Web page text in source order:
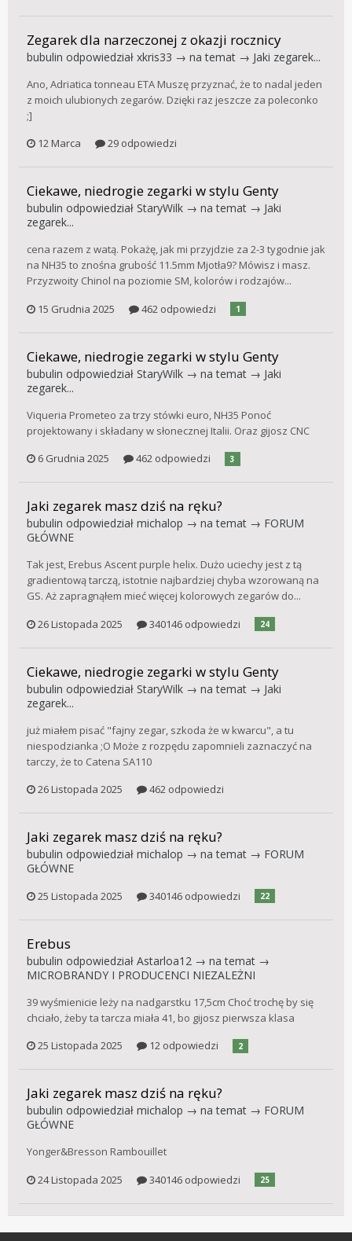
Zegarek dla narzeczonej z okazji rocznicy
bubulin odpowiedział xkris33 → na temat → Jaki zegarek...
Ano, Adriatica tonneau ETA Muszę przyznać, że to nadal jeden
z moich ulubionych zegarów. Dzięki raz jeszcze za poleconko
;]
12 Marca
29 odpowiedzi
Ciekawe, niedrogie zegarki w stylu Genty
bubulin odpowiedział StaryWilk → na temat → Jaki
zegarek...
cena razem z watą. Pokażę, jak mi przyjdzie za 2-3 tygodnie jak
na NH35 to znośna grubość 11.5mm Mjotła9? Mówisz i masz.
Przyzwoity Chinol na poziomie SM, kolorów i rodzajów...
15 Grudnia 2025
462 odpowiedzi 1
Ciekawe, niedrogie zegarki w stylu Genty
bubulin odpowiedział StaryWilk → na temat → Jaki
zegarek...
Viqueria Prometeo za trzy stówki euro, NH35 Ponoć
projektowany i składany w słonecznej Italii. Oraz gijosz CNC
6 Grudnia 2025
462 odpowiedzi 3
Jaki zegarek masz dziś na ręku?
bubulin odpowiedział michalop → na temat → FORUM
GŁÓWNE
Tak jest, Erebus Ascent purple helix. Dużo uciechy jest z tą
gradientową tarczą, istotnie najbardziej chyba wzorowaną na
GS. Aż zapragnąłem mieć więcej kolorowych zegarów do...
26 Listopada 2025
340146 odpowiedzi 24
Ciekawe, niedrogie zegarki w stylu Genty
bubulin odpowiedział StaryWilk → na temat → Jaki
zegarek...
już miałem pisać "fajny zegar, szkoda że w kwarcu", a tu
niespodzianka ;O Może z rozpędu zapomnieli zaznaczyć na
tarczy, że to Catena SA110
26 Listopada 2025
462 odpowiedzi
Jaki zegarek masz dziś na ręku?
bubulin odpowiedział michalop → na temat → FORUM
GŁÓWNE
25 Listopada 2025 340146 odpowiedzi 22
Erebus
bubulin odpowiedział Astarloa12 → na temat →
MICROBRANDY I PRODUCENCI NIEZALEŻNI
39 wyśmienicie leży na nadgarstku 17,5cm Choć trochę by się
chciało, żeby ta tarcza miała 41, bo gijosz pierwsza klasa
25 Listopada 2025
12 odpowiedzi 2
Jaki zegarek masz dziś na ręku?
bubulin odpowiedział michalop → na temat → FORUM
GŁÓWNE
Yonger&Bresson Rambouillet
24 Listopada 2025
340146 odpowiedzi 25